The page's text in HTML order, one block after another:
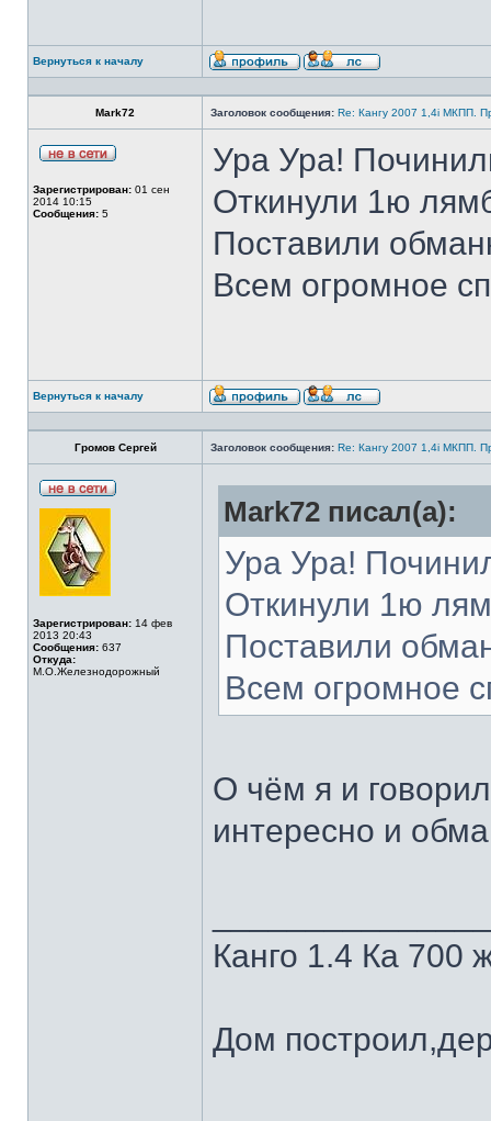
Вернуться к началу
Mark72 Заголовок сообщения: Re: Кангу 2007 1,4i МКПП.
Зарегистрирован: 01 сен
2014 10:15
Сообщения: 5
Ура Ура!
Откинули 1ю
Поставили
Всем огромное
Вернуться к началу
Громов Сергей Заголовок сообщения: Re: Кангу 2007 1,4i МКПП.
Зарегистрирован: 14 фев
2013 20:43
Сообщения: 637
Откуда:
М.О.Железнодорожный
Mark72 писал(а):
Ура Ура!
Откинули 1ю
Поставили
Всем огромное
О чём я и
интересно и
Канго 1.4 Ка 700
Дом